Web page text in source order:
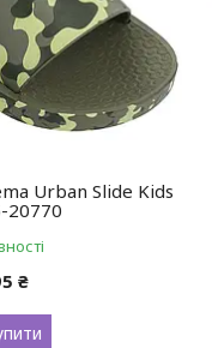
Urban Slide Kids
20770
₴